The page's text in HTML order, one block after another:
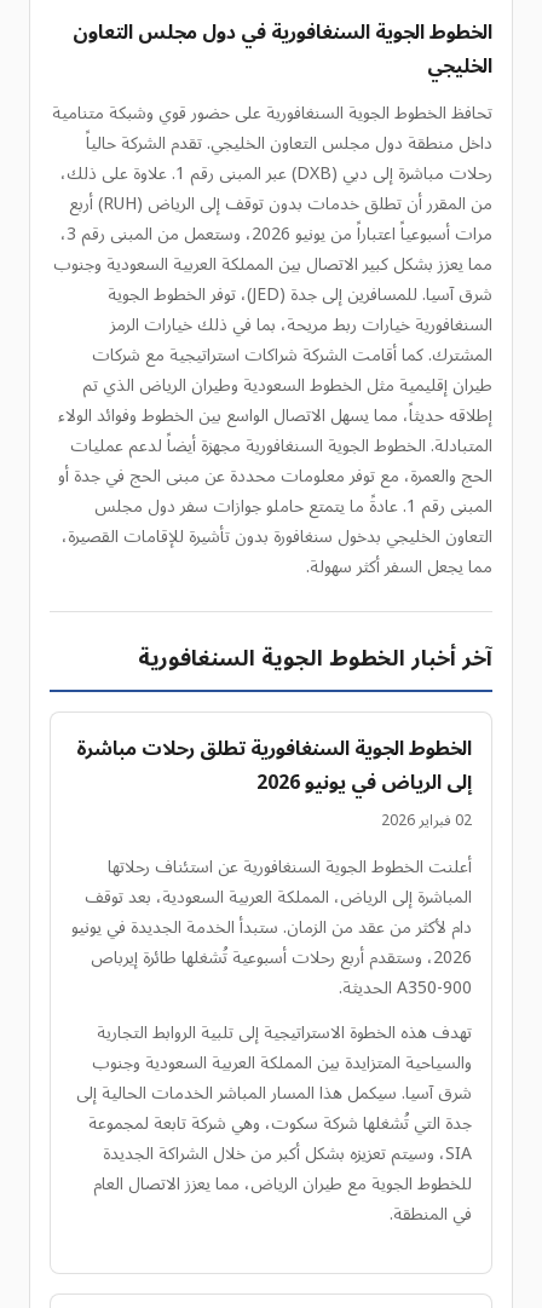
الخطوط الجوية السنغافورية في دول مجلس التعاون
الخليجي
تحافظ الخطوط الجوية السنغافورية على حضور قوي وشبكة متنامية
داخل منطقة دول مجلس التعاون الخليجي. تقدم الشركة حالياً
رحلات مباشرة إلى دبي (DXB) عبر المبنى رقم 1. علاوة على ذلك،
من المقرر أن تطلق خدمات بدون توقف إلى الرياض (RUH) أربع
مرات أسبوعياً اعتباراً من يونيو 2026، وستعمل من المبنى رقم 3،
مما يعزز بشكل كبير الاتصال بين المملكة العربية السعودية وجنوب
شرق آسيا. للمسافرين إلى جدة (JED)، توفر الخطوط الجوية
السنغافورية خيارات ربط مريحة، بما في ذلك خيارات الرمز
المشترك. كما أقامت الشركة شراكات استراتيجية مع شركات
طيران إقليمية مثل الخطوط السعودية وطيران الرياض الذي تم
إطلاقه حديثاً، مما يسهل الاتصال الواسع بين الخطوط وفوائد الولاء
المتبادلة. الخطوط الجوية السنغافورية مجهزة أيضاً لدعم عمليات
الحج والعمرة، مع توفر معلومات محددة عن مبنى الحج في جدة أو
المبنى رقم 1. عادةً ما يتمتع حاملو جوازات سفر دول مجلس
التعاون الخليجي بدخول سنغافورة بدون تأشيرة للإقامات القصيرة،
مما يجعل السفر أكثر سهولة.
آخر أخبار الخطوط الجوية السنغافورية
الخطوط الجوية السنغافورية تطلق رحلات مباشرة
إلى الرياض في يونيو 2026
02 فبراير 2026
أعلنت الخطوط الجوية السنغافورية عن استئناف رحلاتها
المباشرة إلى الرياض، المملكة العربية السعودية، بعد توقف
دام لأكثر من عقد من الزمان. ستبدأ الخدمة الجديدة في يونيو
2026، وستقدم أربع رحلات أسبوعية تُشغلها طائرة إيرباص
A350-900 الحديثة.
تهدف هذه الخطوة الاستراتيجية إلى تلبية الروابط التجارية
والسياحية المتزايدة بين المملكة العربية السعودية وجنوب
شرق آسيا. سيكمل هذا المسار المباشر الخدمات الحالية إلى
جدة التي تُشغلها شركة سكوت، وهي شركة تابعة لمجموعة
SIA، وسيتم تعزيزه بشكل أكبر من خلال الشراكة الجديدة
للخطوط الجوية مع طيران الرياض، مما يعزز الاتصال العام
في المنطقة.